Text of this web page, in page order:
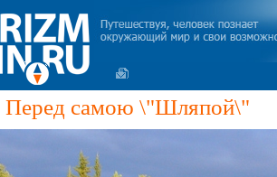
Перед самою \"Шляпой\"